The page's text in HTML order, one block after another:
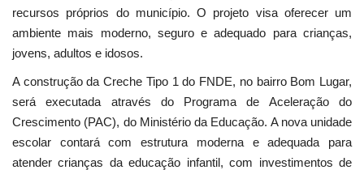
recursos próprios do município. O projeto visa oferecer um
ambiente mais moderno, seguro e adequado para crianças,
jovens, adultos e idosos.
A construção da Creche Tipo 1 do FNDE, no bairro Bom Lugar,
será executada através do Programa de Aceleração do
Crescimento (PAC), do Ministério da Educação. A nova unidade
escolar contará com estrutura moderna e adequada para
atender crianças da educação infantil, com investimentos de